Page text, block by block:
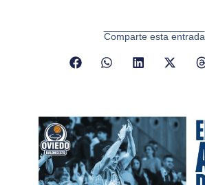
Comparte esta entrada